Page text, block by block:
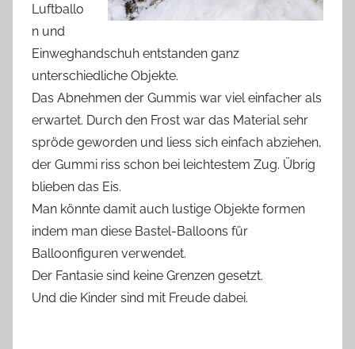
Luftballo
n und
Einweghandschuh entstanden ganz
unterschiedliche Objekte.
Das Abnehmen der Gummis war viel einfacher als
erwartet. Durch den Frost war das Material sehr
spröde geworden und liess sich einfach abziehen,
der Gummi riss schon bei leichtestem Zug. Übrig
blieben das Eis.
Man könnte damit auch lustige Objekte formen
indem man diese Bastel-Balloons für
Balloonfiguren verwendet.
Der Fantasie sind keine Grenzen gesetzt.
Und die Kinder sind mit Freude dabei.